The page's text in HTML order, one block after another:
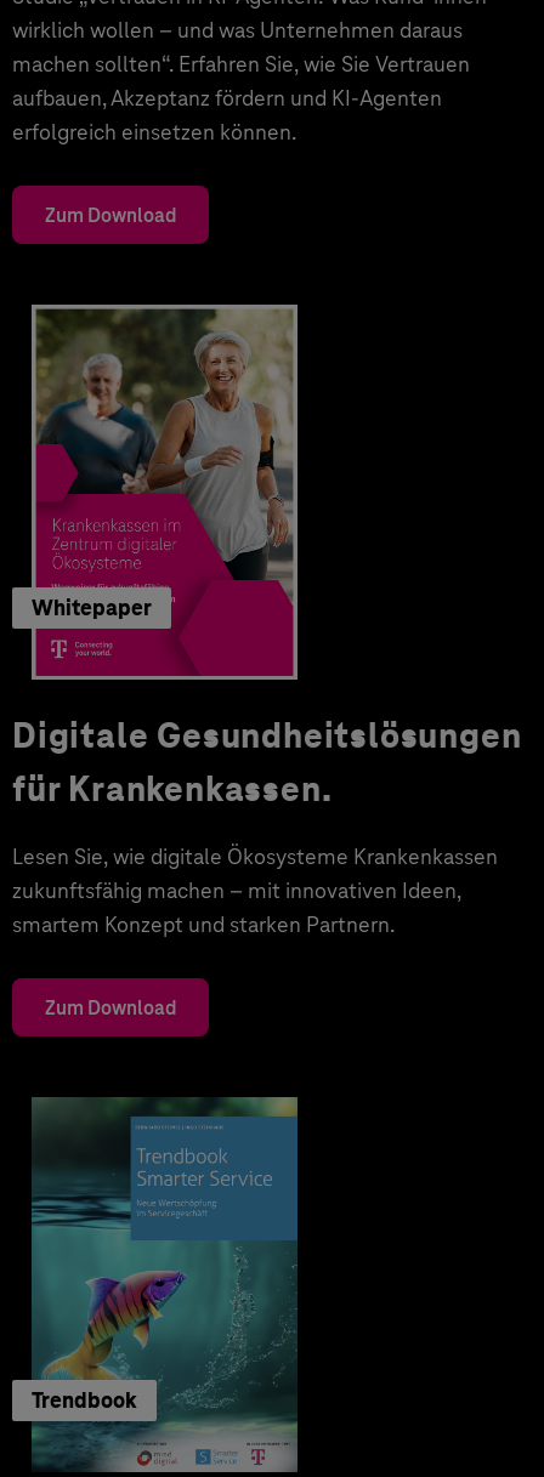
wirklich wollen – und was Unternehmen daraus
machen sollten“. Erfahren Sie, wie Sie Vertrauen
aufbauen, Akzeptanz fördern und KI-Agenten
erfolgreich einsetzen können.
Zum Download
Whitepaper
Digitale Gesundheitslösungen
für Krankenkassen.
Lesen Sie, wie digitale Ökosysteme Krankenkassen
zukunftsfähig machen – mit innovativen Ideen,
smartem Konzept und starken Partnern.
Zum Download
Trendbook